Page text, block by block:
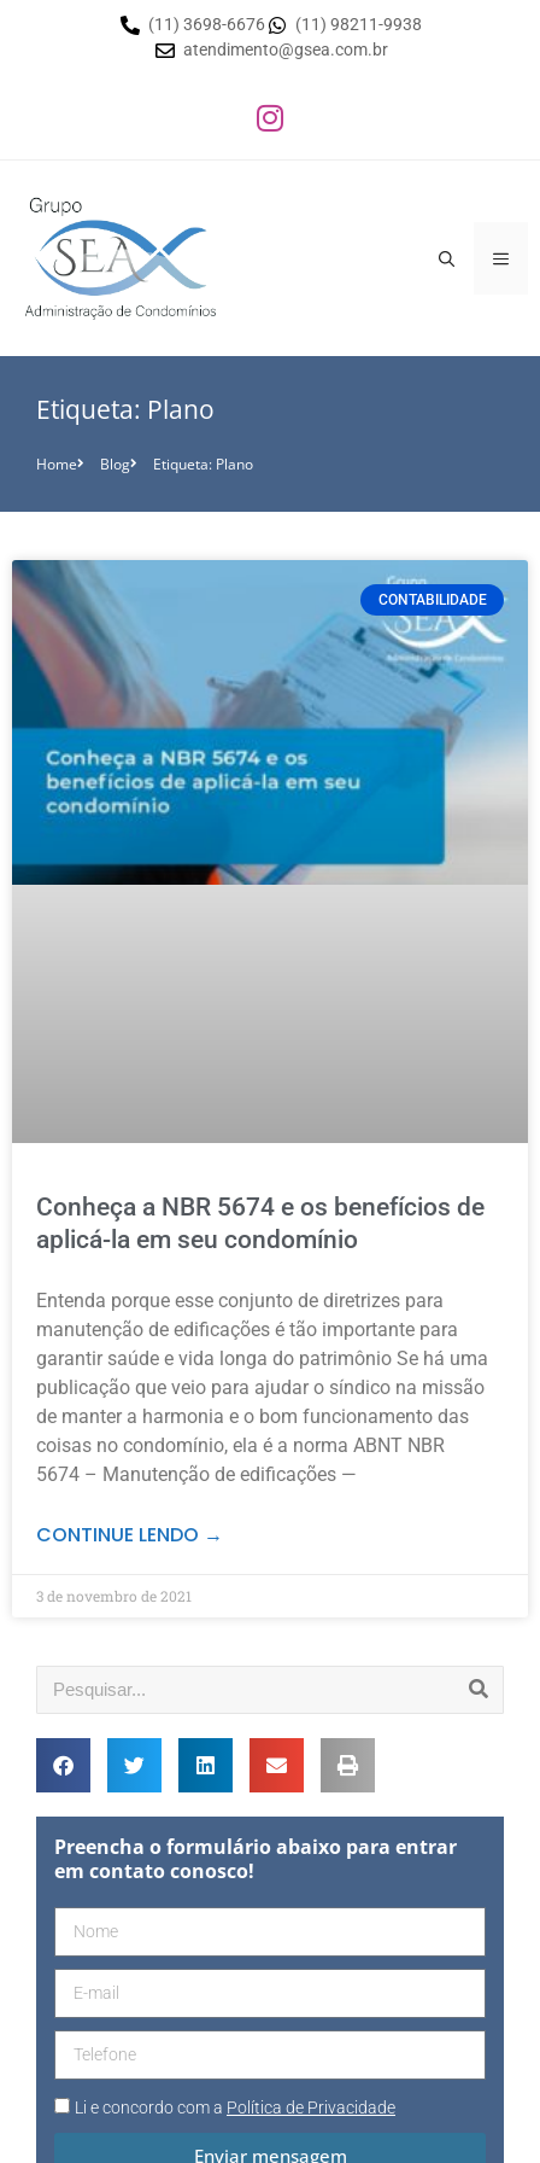
(11) 3698-6676
(11) 98211-9938
atendimento@gsea.com.br
Etiqueta: Plano
Home Blog Etiqueta: Plano
CONTABILIDADE
Conheça a NBR 5674 e os benefícios de
aplicá-la em seu condomínio
Entenda porque esse conjunto de diretrizes para
manutenção de edificações é tão importante para
garantir saúde e vida longa do patrimônio Se há uma
publicação que veio para ajudar o síndico na missão
de manter a harmonia e o bom funcionamento das
coisas no condomínio, ela é a norma ABNT NBR
5674 – Manutenção de edificações —
CONTINUE LENDO →
3 de novembro de 2021
Preencha o formulário abaixo para entrar
em contato conosco!
Li e concordo com a Política de Privacidade
Enviar mensagem